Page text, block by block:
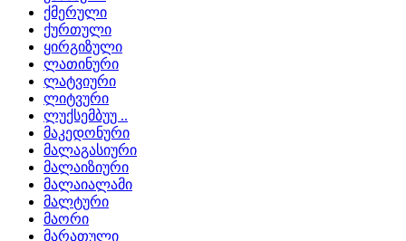
ქმერული
ქურთული
ყირგიზული
ლათინური
ლატვიური
ლიტვური
ლუქსემბუუ ..
მაკედონური
მალაგასიური
მალაიზიური
მალაიალამი
მალტური
მაორი
მარათული